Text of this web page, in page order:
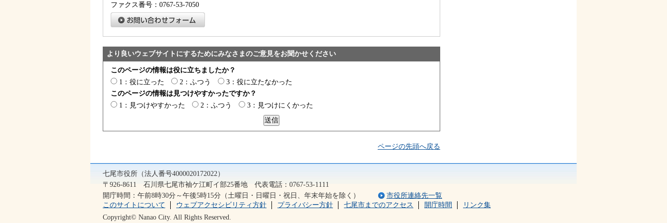
ファクス番号：0767-53-7050
より良いウェブサイトにするためにみなさまのご意見をお聞かせください
このページの情報は役に立ちましたか？
1：役に立った
2：ふつう
3：役に立たなかった
このページの情報は見つけやすかったですか？
1：見つけやすかった
2：ふつう 3：見つけにくかった
ページの先頭へ戻る
七尾市役所（法人番号4000020172022）
〒926-8611 石川県七尾市袖ケ江町イ部25番地 代表電話：0767-53-1111
開庁時間：午前8時30分～午後5時15分（土曜日・日曜日・祝日、年末年始を除く）
市役所連絡先一覧
このサイトについて
ウェブアクセシビリティ方針 プライバシー方針 七尾市までのアクセス 開庁時間
リンク集
Copyright© Nanao City. All Rights Reserved.